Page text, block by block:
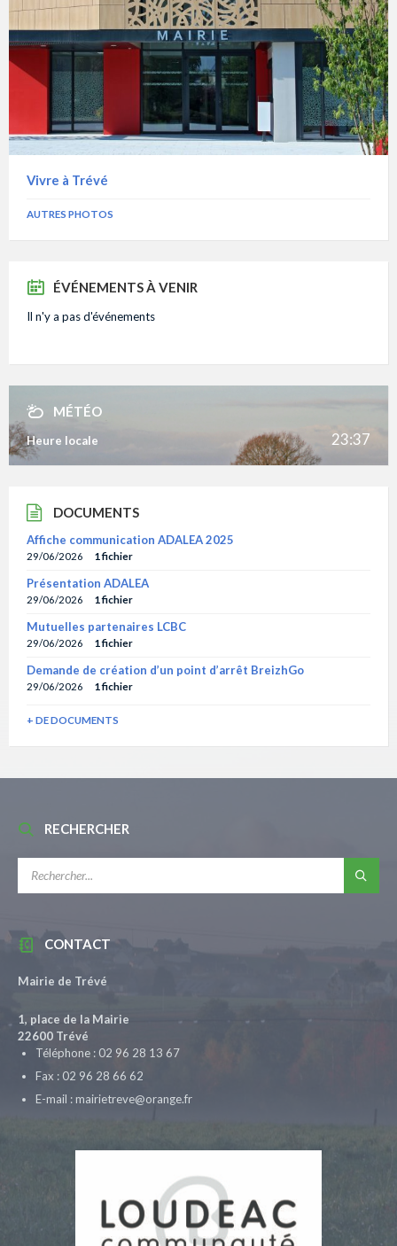
Vivre à Trévé
AUTRES PHOTOS
ÉVÉNEMENTS À VENIR
Il n'y a pas d'événements
MÉTÉO
Heure locale 23:37
DOCUMENTS
Affiche communication ADALEA 2025
29/06/2026 1 fichier
Présentation ADALEA
29/06/2026 1 fichier
Mutuelles partenaires LCBC
29/06/2026 1 fichier
Demande de création d’un point d’arrêt BreizhGo
29/06/2026 1 fichier
+ DE DOCUMENTS
RECHERCHER
CONTACT
Mairie de Trévé
1, place de la Mairie
22600 Trévé
Téléphone : 02 96 28 13 67
Fax : 02 96 28 66 62
E-mail : mairietreve@orange.fr